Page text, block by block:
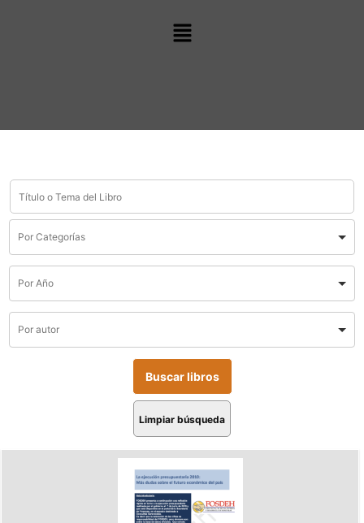
Limpiar búsqueda